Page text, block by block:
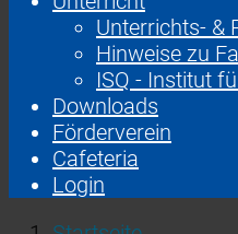
Unterrichts- &
Hinweise zu
ISQ - Institut
Downloads
Förderverein
Cafeteria
Login